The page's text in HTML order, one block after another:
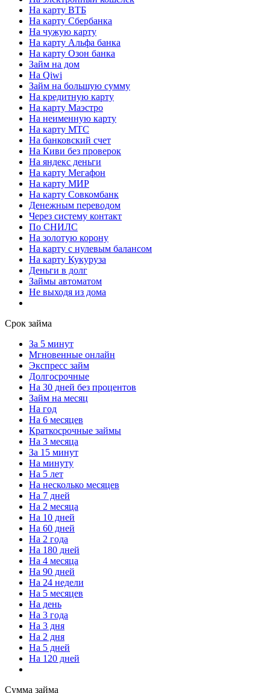
На карту ВТБ
На карту Сбербанка
На чужую карту
На карту Альфа банка
На карту Озон банка
Займ на дом
На Qiwi
Займ на большую сумму
На кредитную карту
На карту Маэстро
На неименную карту
На карту МТС
На банковский счет
На Киви без проверок
На яндекс деньги
На карту Мегафон
На карту МИР
На карту Совкомбанк
Денежным переводом
Через систему контакт
По СНИЛС
На золотую корону
На карту с нулевым балансом
На карту Кукуруза
Деньги в долг
Займы автоматом
Не выходя из дома
Срок займа
За 5 минут
Мгновенные онлайн
Экспресс займ
Долгосрочные
На 30 дней без процентов
Займ на месяц
На год
На 6 месяцев
Краткосрочные займы
На 3 месяца
За 15 минут
На минуту
На 5 лет
На несколько месяцев
На 7 дней
На 2 месяца
На 10 дней
На 60 дней
На 2 года
На 180 дней
На 4 месяца
На 90 дней
На 24 недели
На 5 месяцев
На день
На 3 года
На 3 дня
На 2 дня
На 5 дней
На 120 дней
Сумма займа